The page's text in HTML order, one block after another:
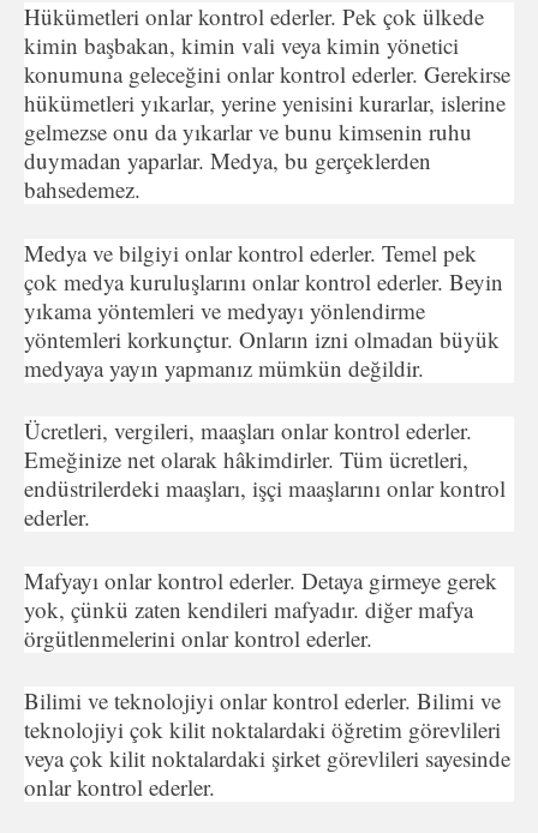
Hükümetleri onlar kontrol ederler. Pek çok ülkede
kimin başbakan, kimin vali veya kimin yönetici
konumuna geleceğini onlar kontrol ederler. Gerekirse
hükümetleri yıkarlar, yerine yenisini kurarlar, islerine
gelmezse onu da yıkarlar ve bunu kimsenin ruhu
duymadan yaparlar. Medya, bu gerçeklerden
bahsedemez.
Medya ve bilgiyi onlar kontrol ederler. Temel pek
çok medya kuruluşlarını onlar kontrol ederler. Beyin
yıkama yöntemleri ve medyayı yönlendirme
yöntemleri korkunçtur. Onların izni olmadan büyük
medyaya yayın yapmanız mümkün değildir.
Ücretleri, vergileri, maaşları onlar kontrol ederler.
Emeğinize net olarak hâkimdirler. Tüm ücretleri,
endüstrilerdeki maaşları, işçi maaşlarını onlar kontrol
ederler.
Mafyayı onlar kontrol ederler. Detaya girmeye gerek
yok, çünkü zaten kendileri mafyadır. diğer mafya
örgütlenmelerini onlar kontrol ederler.
Bilimi ve teknolojiyi onlar kontrol ederler. Bilimi ve
teknolojiyi çok kilit noktalardaki öğretim görevlileri
veya çok kilit noktalardaki şirket görevlileri sayesinde
onlar kontrol ederler.